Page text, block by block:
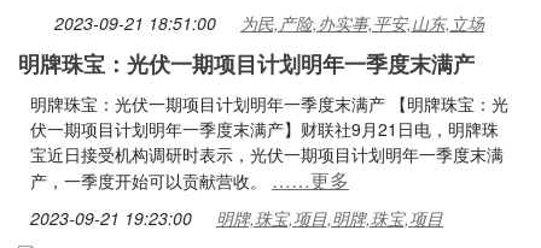
2023-09-21 18:51:00 为民,产险,办实事,平安,山东,立场
明牌珠宝：光伏一期项目计划明年一季度末满产
明牌珠宝：光伏一期项目计划明年一季度末满产 【明牌珠宝：光
伏一期项目计划明年一季度末满产】财联社9月21日电，明牌珠
宝近日接受机构调研时表示，光伏一期项目计划明年一季度末满
产，一季度开始可以贡献营收。 ……更多
2023-09-21 19:23:00 明牌,珠宝,项目,明牌,珠宝,项目